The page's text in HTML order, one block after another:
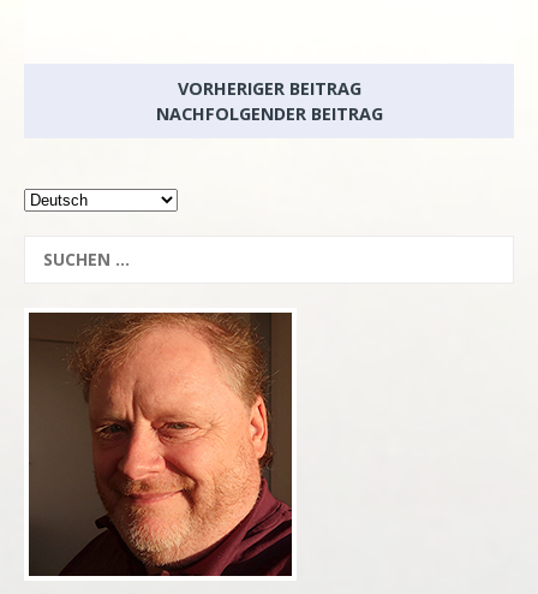
VORHERIGER BEITRAG
NACHFOLGENDER BEITRAG